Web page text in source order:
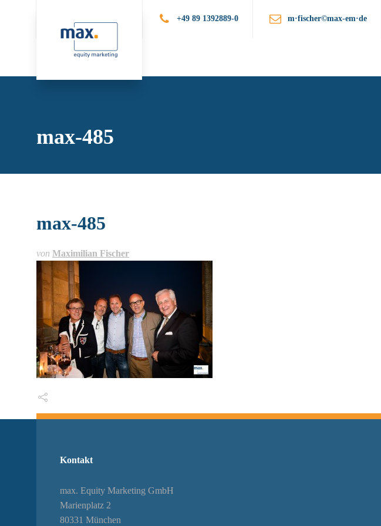
+49 89 1392889-0 m·fischer©max-em·de
max-485
max-485
von Maximilian Fischer
Kontakt
max. Equity Marketing GmbH
Marienplatz 2
80331 München